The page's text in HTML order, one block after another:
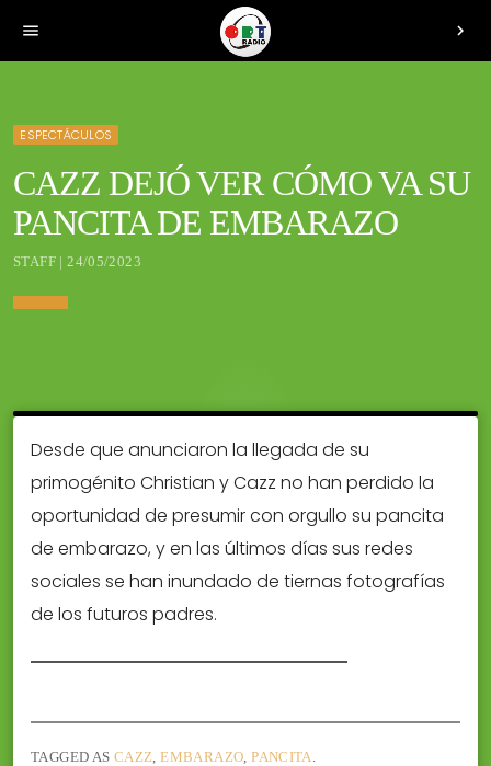
menu chevron_right
ESPECTÁCULOS
CAZZ DEJÓ VER CÓMO VA SU
PANCITA DE EMBARAZO
STAFF | 24/05/2023
Desde que anunciaron la llegada de su
primogénito Christian y Cazz no han perdido la
oportunidad de presumir con orgullo su pancita
de embarazo, y en las últimos días sus redes
sociales se han inundado de tiernas fotografías
de los futuros padres.
TAGGED AS CAZZ ,EMBARAZO ,PANCITA